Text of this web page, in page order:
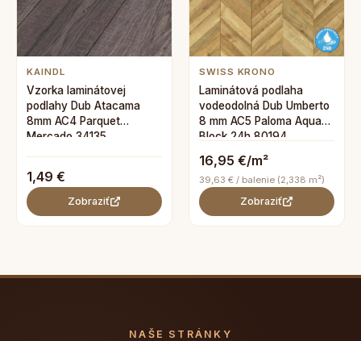
KAINDL
Vzorka laminátovej
podlahy Dub Atacama
8mm AC4 Parquet
Mercado 34135
1,49 €
Zobraziť
SWISS KRONO
Laminátová podlaha
vodeodolná Dub Umberto
8 mm AC5 Paloma Aqua
Block 24h 80194
16,95 €/m²
39,63 € / balenie (2,338 m²)
Zobraziť
NAŠE STRÁNKY